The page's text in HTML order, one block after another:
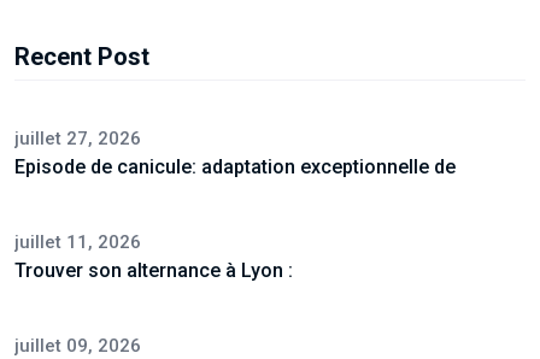
Recent Post
juillet 27, 2026
Episode de canicule: adaptation exceptionnelle de
juillet 11, 2026
Trouver son alternance à Lyon :
juillet 09, 2026